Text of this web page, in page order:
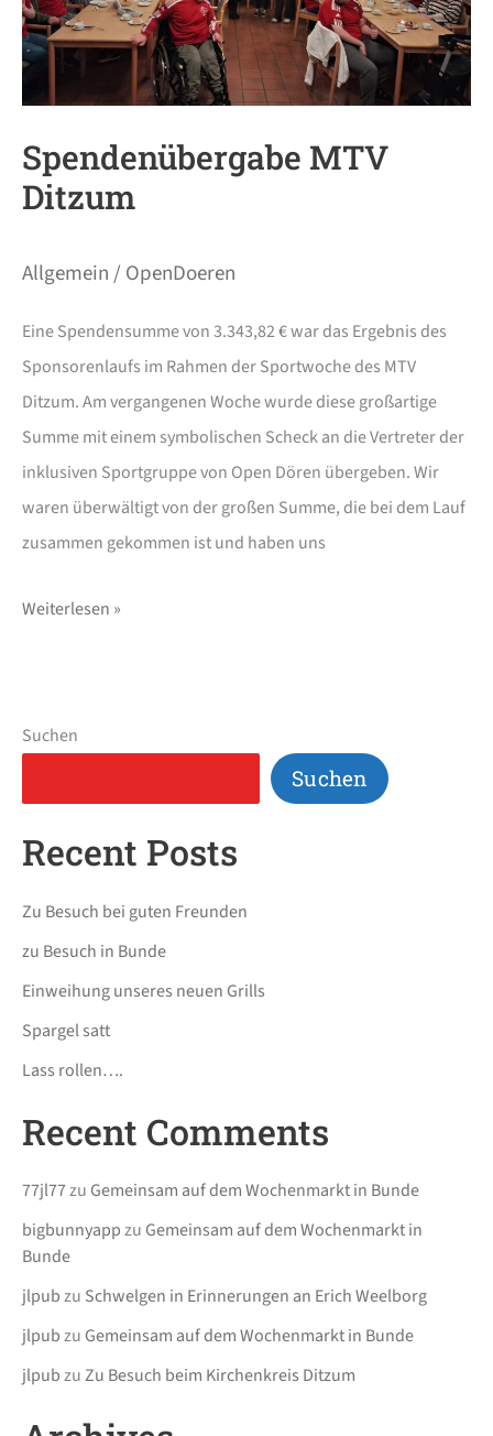
Spendenübergabe MTV
Ditzum
Allgemein/ OpenDoeren
Eine Spendensumme von 3.343,82 € war das Ergebnis des
Sponsorenlaufs im Rahmen der Sportwoche des MTV
Ditzum. Am vergangenen Woche wurde diese großartige
Summe mit einem symbolischen Scheck an die Vertreter der
inklusiven Sportgruppe von Open Dören übergeben. Wir
waren überwältigt von der großen Summe, die bei dem Lauf
zusammen gekommen ist und haben uns
Weiterlesen »
Suchen
Suchen
Recent Posts
Zu Besuch bei guten Freunden
zu Besuch in Bunde
Einweihung unseres neuen Grills
Spargel satt
Lass rollen….
Recent Comments
77jl77zu Gemeinsam auf dem Wochenmarkt in Bunde
bigbunnyappzu Gemeinsam auf dem Wochenmarkt in
Bunde
jlpubzu Schwelgen in Erinnerungen an Erich Weelborg
jlpubzu Gemeinsam auf dem Wochenmarkt in Bunde
jlpubzuZu Besuch beim Kirchenkreis Ditzum